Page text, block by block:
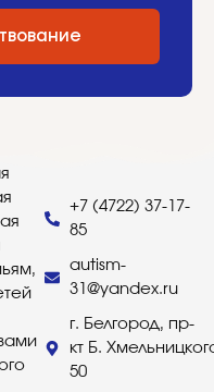
+7 (4722) 37-17-
85
autism-
31@yandex.ru
г. Белгород, пр-
кт Б.
50